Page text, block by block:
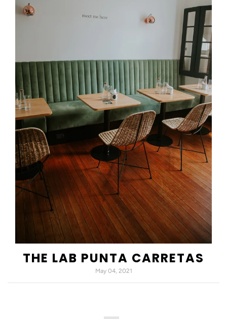
THE LAB PUNTA CARRETAS
May 04, 2021